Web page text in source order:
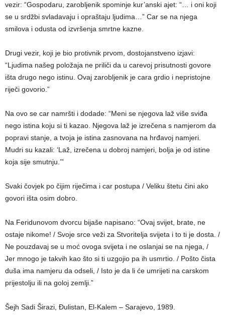
vezir: “Gospodaru, zarobljenik spominje kur’anski ajet: “… i oni koji
se u srdžbi svladavaju i opraštaju ljudima…” Car se na njega
smilova i odusta od izvršenja smrtne kazne.
Drugi vezir, koji je bio protivnik prvom, dostojanstveno izjavi:
“Ljudima našeg položaja ne priliči da u carevoj prisutnosti govore
išta drugo nego istinu. Ovaj zarobljenik je cara grdio i nepristojne
riječi govorio.”
Na ovo se car namršti i dodade: “Meni se njegova laž više sviđa
nego istina koju si ti kazao. Njegova laž je izrečena s namjerom da
popravi stanje, a tvoja je istina zasnovana na hrđavoj namjeri.
Mudri su kazali: ‘Laž, izrečena u dobroj namjeri, bolja je od istine
koja sije smutnju.’”
Svaki čovjek po čijim riječima i car postupa / Veliku štetu čini ako
govori išta osim dobro.
Na Feridunovom dvorcu bijaše napisano: “Ovaj svijet, brate, ne
ostaje nikome! / Svoje srce veži za Stvoritelja svijeta i to ti je dosta. /
Ne pouzdavaj se u moć ovoga svijeta i ne oslanjai se na njega, /
Jer mnogo je takvih kao što si ti uzgojio pa ih usmrtio. / Pošto čista
duša ima namjeru da odseli, / Isto je da li će umrijeti na carskom
prijestolju ili na goloj zemlji.”
Šejh Sadi Širazi, Đulistan, El-Kalem – Sarajevo, 1989.